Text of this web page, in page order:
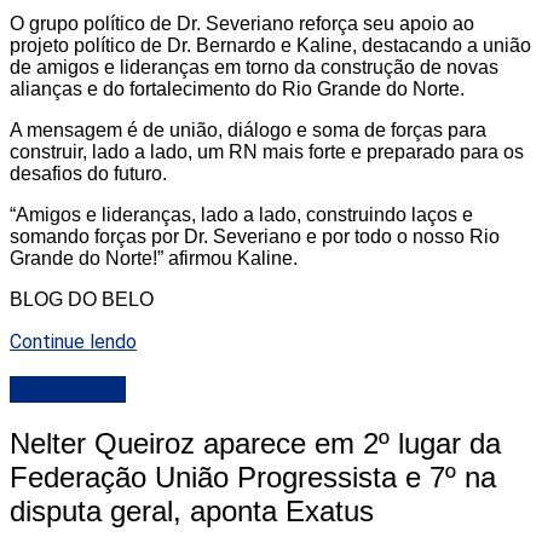
O grupo político de Dr. Severiano reforça seu apoio ao
projeto político de Dr. Bernardo e Kaline, destacando a união
de amigos e lideranças em torno da construção de novas
alianças e do fortalecimento do Rio Grande do Norte.
A mensagem é de união, diálogo e soma de forças para
construir, lado a lado, um RN mais forte e preparado para os
desafios do futuro.
“Amigos e lideranças, lado a lado, construindo laços e
somando forças por Dr. Severiano e por todo o nosso Rio
Grande do Norte!” afirmou Kaline.
BLOG DO BELO
Continue lendo
Nelter Queiroz aparece em 2º lugar da
Federação União Progressista e 7º na
disputa geral, aponta Exatus